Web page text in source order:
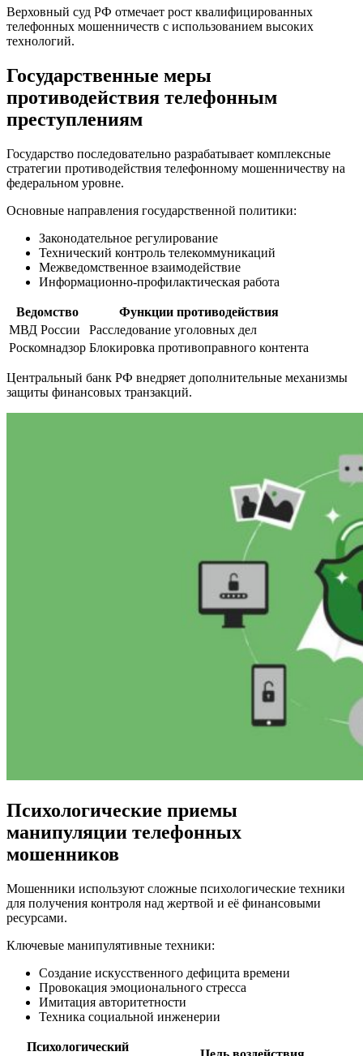
Верховный суд РФ отмечает рост квалифицированных
телефонных мошенничеств с использованием высоких
технологий.
Государственные меры
противодействия телефонным
преступлениям
Государство последовательно разрабатывает комплексные
стратегии противодействия телефонному мошенничеству на
федеральном уровне.
Основные направления государственной политики:
Законодательное регулирование
Технический контроль телекоммуникаций
Межведомственное взаимодействие
Информационно-профилактическая работа
Ведомство
Функции противодействия
МВД России
Расследование уголовных дел
Роскомнадзор Блокировка противоправного контента
Центральный банк РФ внедряет дополнительные механизмы
защиты финансовых транзакций.
Психологические приемы
манипуляции телефонных
мошенников
Мошенники используют сложные психологические техники
для получения контроля над жертвой и её финансовыми
ресурсами.
Ключевые манипулятивные техники:
Создание искусственного дефицита времени
Провокация эмоционального стресса
Имитация авторитетности
Техника социальной инженерии
Психологический